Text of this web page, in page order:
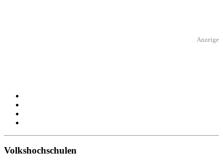
Anzeige
Volkshochschulen